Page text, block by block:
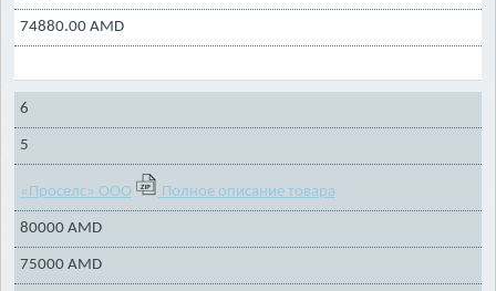
74880.00 AMD
6
5
«Проселс» ООО Полное описание товара
80000 AMD
75000 AMD